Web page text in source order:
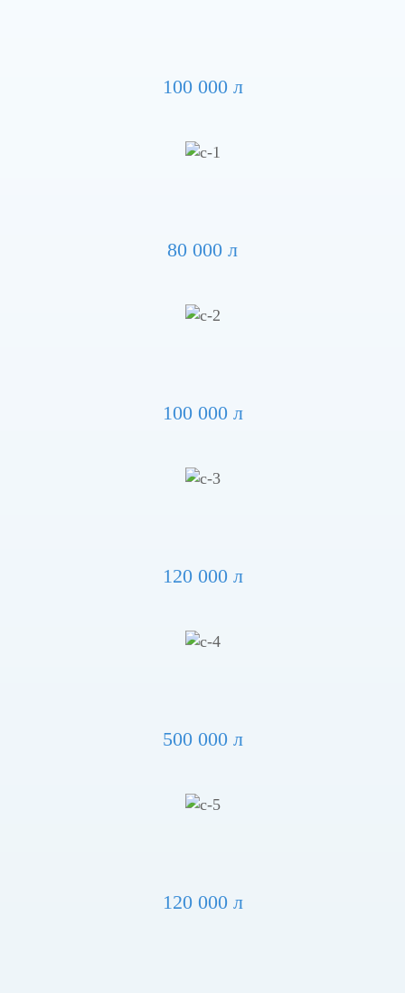
100 000 л
80 000 л
100 000 л
120 000 л
500 000 л
120 000 л